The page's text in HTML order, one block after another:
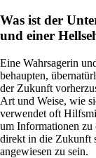
Was ist der
und einer
Eine Wahrsagerin
behaupten,
der Zukunft
Art und Weise, wie
verwendet oft
um Informationen zu
direkt in die Zukunft
angewiesen zu sein.